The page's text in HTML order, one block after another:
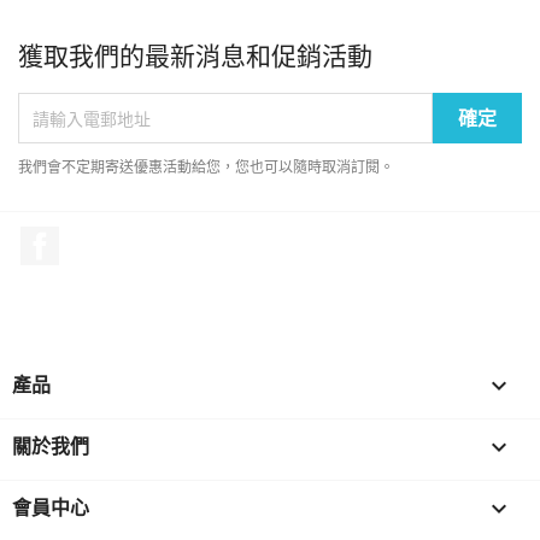
獲取我們的最新消息和促銷活動
我們會不定期寄送優惠活動給您，您也可以隨時取消訂閱。
產品 
關於我們 
會員中心 